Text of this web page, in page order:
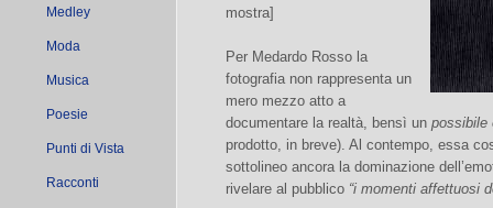
Medley
Moda
Musica
Poesie
Punti di Vista
Racconti
mostra]
Per Medardo Rosso la
fotografia non rappresenta un
mero mezzo atto a
documentare la realtà, bensì un possibile
prodotto, in breve). Al contempo, essa
sottolineo ancora la dominazione
rivelare al pubblico “i momenti affettuosi